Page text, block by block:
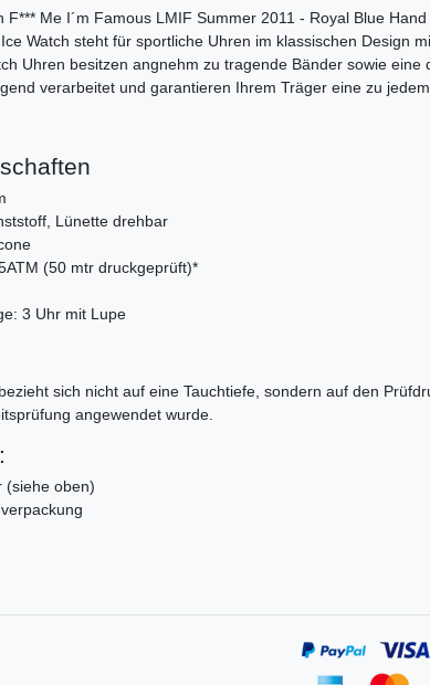
F*** Me I´m Famous LMIF Summer 2011 - Royal Blue
Watch steht für sportliche Uhren im klassischen Design
Uhren besitzen angnehm zu tragende Bänder sowie eine
verarbeitet und garantieren Ihrem Träger eine zu
Lünette drehbar
(50 mtr druckgeprüft)*
3 Uhr mit Lupe
sich nicht auf eine Tauchtiefe, sondern auf den
angewendet wurde.
(siehe oben)